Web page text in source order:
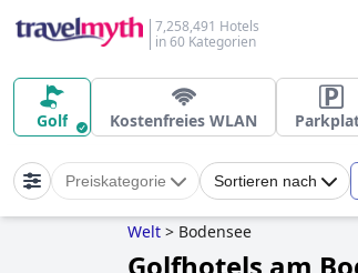
7,258,491 Hotels
in 60 Kategorien
Golf Kostenfreies WLAN
Preiskategorie Sortieren nach
Welt > Bodensee